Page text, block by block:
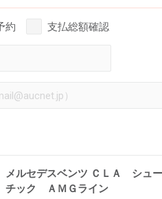
約 支払総額確認
メルセデスベンツ ＣＬＡ シュ
チック ＡＭＧライン